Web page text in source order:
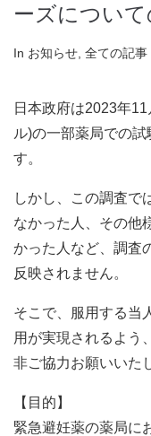
ーズについ
In お知らせ 全ての記事
日本政府は2023年
ル)の一部薬局での
す。
しかし、この調査で
なかった人、その他
かった人など、調査
反映されません。
そこで、服用する当
用が実現されるよう
非ご協力お願いいた
【目的】
緊急避妊薬の薬局に